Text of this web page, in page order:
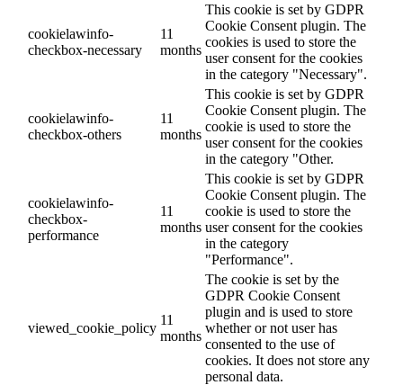
cookielawinfo-
checkbox-necessary
11
months
This cookie is set by GDPR
Cookie Consent plugin. The
cookies is used to store the
user consent for the cookies
in the category "Necessary".
cookielawinfo-
checkbox-others
11
months
This cookie is set by GDPR
Cookie Consent plugin. The
cookie is used to store the
user consent for the cookies
in the category "Other.
cookielawinfo-
checkbox-
performance
11
months
This cookie is set by GDPR
Cookie Consent plugin. The
cookie is used to store the
user consent for the cookies
in the category
"Performance".
viewed_cookie_policy
11
months
The cookie is set by the
GDPR Cookie Consent
plugin and is used to store
whether or not user has
consented to the use of
cookies. It does not store any
personal data.